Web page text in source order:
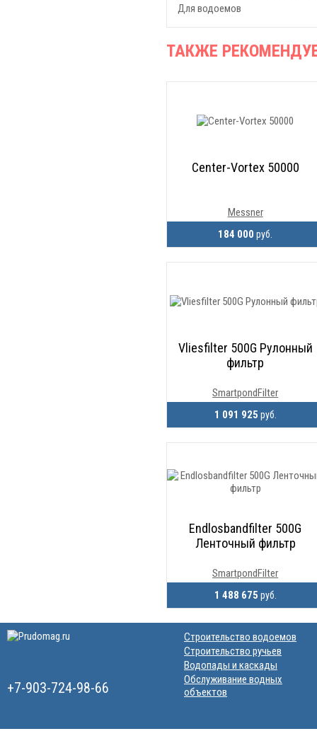
Для водоемов
ТАКЖЕ
Center-Vortex 50000
Messner
184 000руб.
Vliesfilter 500G Рулонный
фильтр
SmartpondFilter
1 091 925 руб.
Endlosbandfilter 500G
Ленточный фильтр
SmartpondFilter
1 488 675 руб.
+7-903-724-98-66
Строительство водоемов
Строительство ручьев
Водопады и каскады
Обслуживание водных
объектов